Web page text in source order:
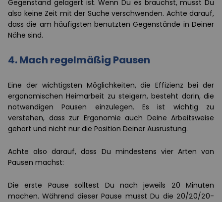
Gegenstand gelagert ist. Wenn Du es brauchst, musst Du
also keine Zeit mit der Suche verschwenden. Achte darauf,
dass die am häufigsten benutzten Gegenstände in Deiner
Nähe sind.
4.Mach regelmäßig Pausen
Eine der wichtigsten Möglichkeiten, die Effizienz bei der
ergonomischen Heimarbeit zu steigern, besteht darin, die
notwendigen Pausen einzulegen. Es ist wichtig zu
verstehen, dass zur Ergonomie auch Deine Arbeitsweise
gehört und nicht nur die Position Deiner Ausrüstung.
Achte also darauf, dass Du mindestens vier Arten von
Pausen machst:
Die erste Pause solltest Du nach jeweils 20 Minuten
machen. Während dieser Pause musst Du die 20/20/20-